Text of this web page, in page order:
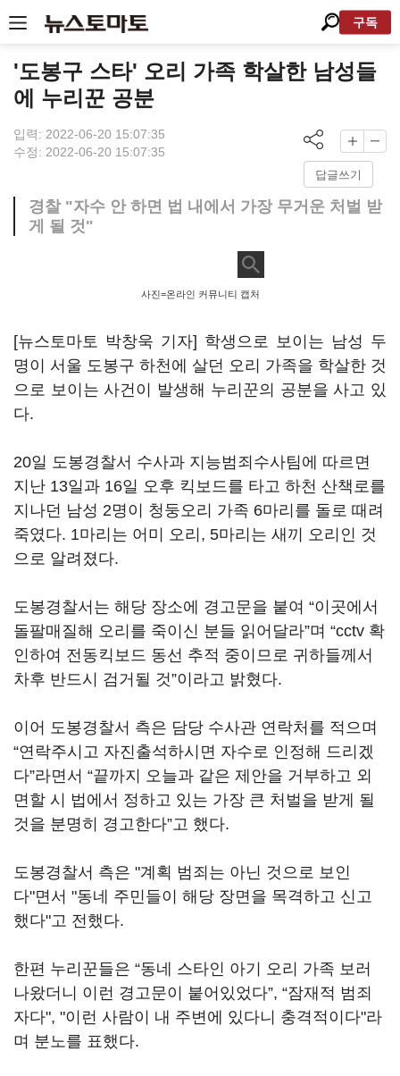
구독
'도봉구 스타' 오리 가족 학살한 남성들
에 누리꾼 공분
입력: 2022-06-20 15:07:35
수정: 2022-06-20 15:07:35
답글쓰기
경찰 "자수 안 하면 법 내에서 가장 무거운 처벌 받
게 될 것"
사진=온라인 커뮤니티 캡처
[뉴스토마토 박창욱 기자] 학생으로 보이는 남성 두
명이 서울 도봉구 하천에 살던 오리 가족을 학살한 것
으로 보이는 사건이 발생해 누리꾼의 공분을 사고 있
다.
20일 도봉경찰서 수사과 지능범죄수사팀에 따르면
지난 13일과 16일 오후 킥보드를 타고 하천 산책로를
지나던 남성 2명이 청둥오리 가족 6마리를 돌로 때려
죽였다. 1마리는 어미 오리, 5마리는 새끼 오리인 것
으로 알려졌다.
도봉경찰서는 해당 장소에 경고문을 붙여 “이곳에서
돌팔매질해 오리를 죽이신 분들 읽어달라”며 “cctv 확
인하여 전동킥보드 동선 추적 중이므로 귀하들께서
차후 반드시 검거될 것”이라고 밝혔다.
이어 도봉경찰서 측은 담당 수사관 연락처를 적으며
“연락주시고 자진출석하시면 자수로 인정해 드리겠
다”라면서 “끝까지 오늘과 같은 제안을 거부하고 외
면할 시 법에서 정하고 있는 가장 큰 처벌을 받게 될
것을 분명히 경고한다”고 했다.
도봉경찰서 측은 "계획 범죄는 아닌 것으로 보인
다"면서 "동네 주민들이 해당 장면을 목격하고 신고
했다"고 전했다.
한편 누리꾼들은 “동네 스타인 아기 오리 가족 보러
나왔더니 이런 경고문이 붙어있었다”, “잠재적 범죄
자다", "이런 사람이 내 주변에 있다니 충격적이다"라
며 분노를 표했다.